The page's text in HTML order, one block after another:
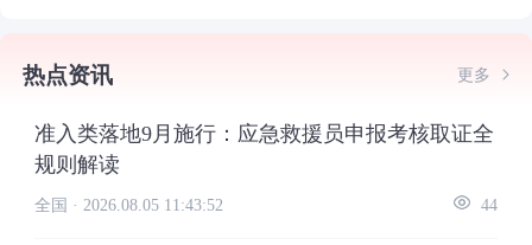
热点资讯 更多
准入类落地9月施行：应急救援员申报考核取证全
规则解读
全国 · 2026.08.05 11:43:52 44